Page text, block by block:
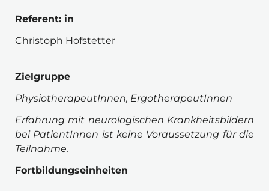
Referent: in
Christoph Hofstetter
Zielgruppe
PhysiotherapeutInnen, ErgotherapeutInnen
Erfahrung mit neurologischen Krankheitsbildern
bei PatientInnen ist keine Voraussetzung für die
Teilnahme.
Fortbildungseinheiten